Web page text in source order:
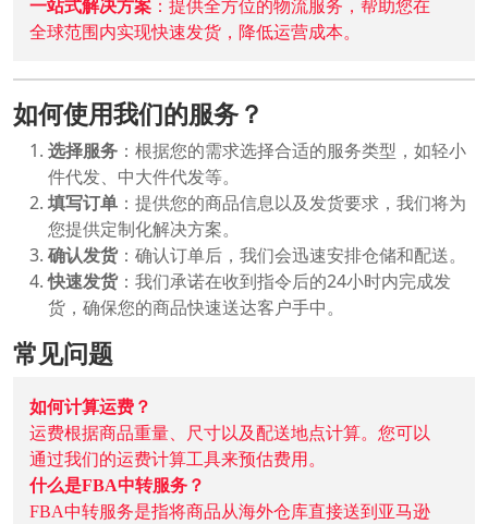
一站式解决方案 ：提供全方位的物流服务，帮助您在
全球范围内实现快速发货，降低运营成本。
如何使用我们的服务？
选择服务 ：根据您的需求选择合适的服务类型，如轻小
件代发、中大件代发等。
填写订单 ：提供您的商品信息以及发货要求，我们将为
您提供定制化解决方案。
确认发货：确认订单后，我们会迅速安排仓储和配送。
快速发货：我们承诺在收到指令后的24小时内完成发
货，确保您的商品快速送达客户手中。
常见问题
如何计算运费？
运费根据商品重量、尺寸以及配送地点计算。您可以
通过我们的运费计算工具来预估费用。
什么是FBA中转服务？
FBA中转服务是指将商品从海外仓库直接送到亚马逊